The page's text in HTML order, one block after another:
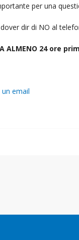
per una
dir di NO al
ALMENO 24 ore
email